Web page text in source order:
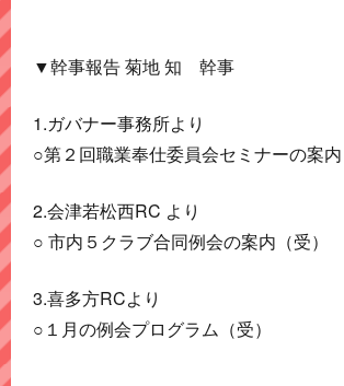
▼幹事報告 菊地 知 幹事
1.ガバナー事務所より
○第２回職業奉仕委員会セミナーの案内
2.会津若松西RC より
○ 市内５クラブ合同例会の案内（受）
3.喜多方RCより
○１月の例会プログラム（受）